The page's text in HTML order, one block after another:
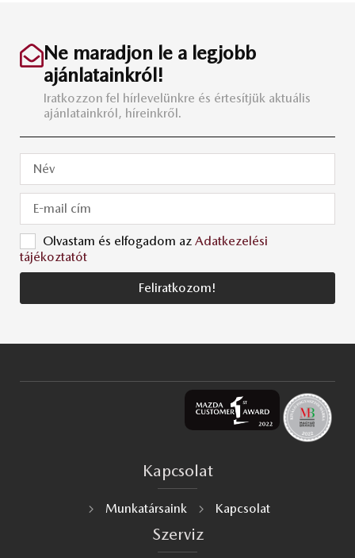
Ne maradjon le a legjobb
ajánlatainkról!
Iratkozzon fel hírlevelünkre és értesítjük aktuális
ajánlatainkról, híreinkről.
Olvastam és elfogadom az Adatkezelési
tájékoztatót
Feliratkozom!
Kapcsolat
Munkatársaink Kapcsolat
Szerviz